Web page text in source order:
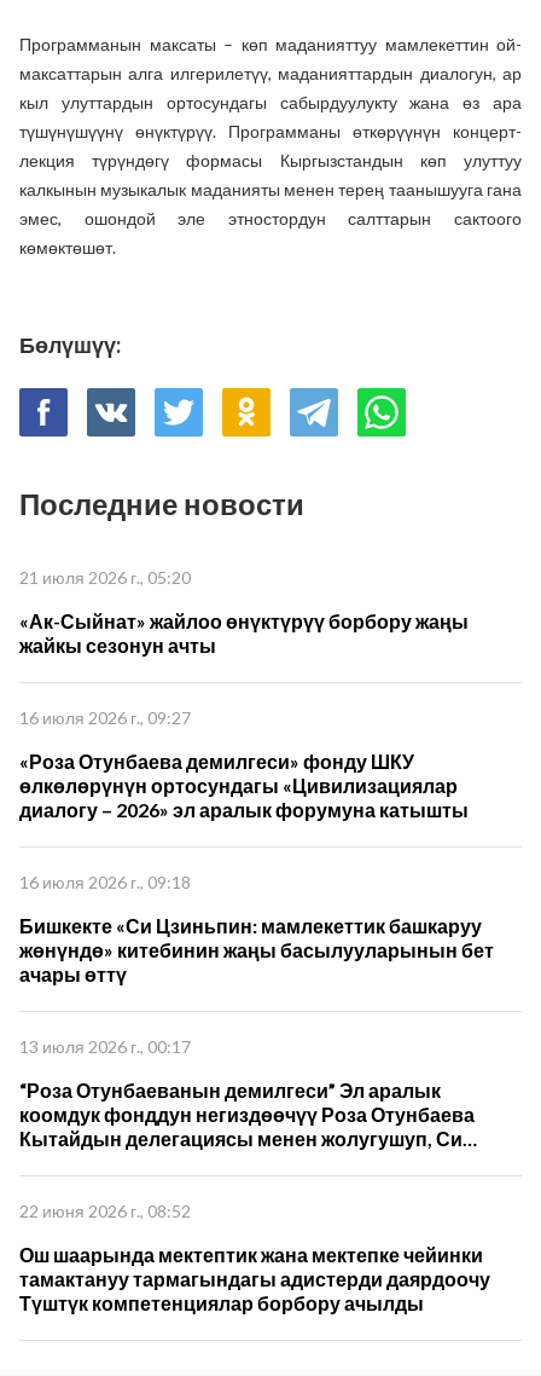
Программанын максаты – көп маданияттуу мамлекеттин ой-
максаттарын алга илгерилетүү, маданияттардын диалогун, ар
кыл улуттардын ортосундагы сабырдуулукту жана өз ара
түшүнүшүүнү өнүктүрүү. Программаны өткөрүүнүн концерт-
лекция түрүндөгү формасы Кыргызстандын көп улуттуу
калкынын музыкалык маданияты менен терең таанышууга гана
эмес, ошондой эле этностордун салттарын сактоого
көмөктөшөт.
Бөлүшүү:
Последние новости
21 июля 2026 г., 05:20
«Ак-Сыйнат» жайлоо өнүктүрүү борбору жаңы
жайкы сезонун ачты
16 июля 2026 г., 09:27
«Роза Отунбаева демилгеси» фонду ШКУ
өлкөлөрүнүн ортосундагы «Цивилизациялар
диалогу – 2026» эл аралык форумуна катышты
16 июля 2026 г., 09:18
Бишкекте «Си Цзиньпин: мамлекеттик башкаруу
жөнүндө» китебинин жаңы басылууларынын бет
ачары өттү
13 июля 2026 г., 00:17
“Роза Отунбаеванын демилгеси” Эл аралык
коомдук фонддун негиздөөчүү Роза Отунбаева
Кытайдын делегациясы менен жолугушуп, Си
22 июня 2026 г., 08:52
Ош шаарында мектептик жана мектепке чейинки
тамактануу тармагындагы адистерди даярдоочу
Түштүк компетенциялар борбору ачылды